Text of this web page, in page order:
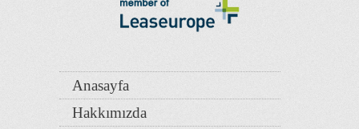
Anasayfa
Hakkımızda